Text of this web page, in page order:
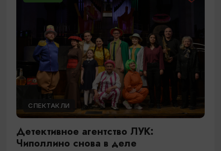
СПЕКТАКЛИ
Детективное агентство ЛУК:
Чиполлино снова в деле